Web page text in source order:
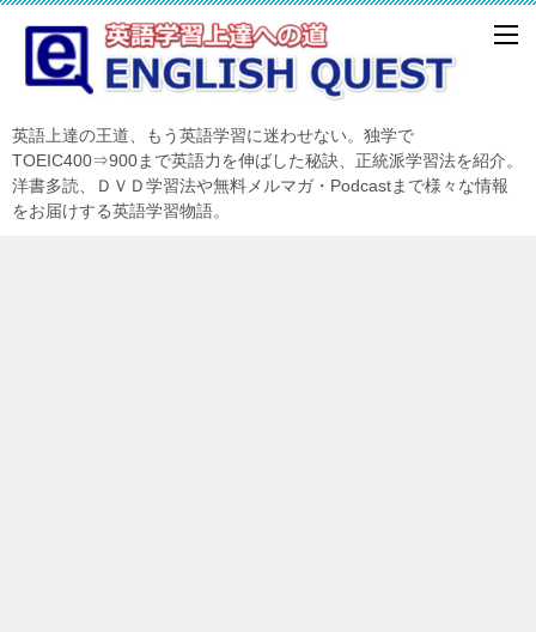
英語上達の王道、もう英語学習に迷わせない。独学で
TOEIC400⇒900まで英語力を伸ばした秘訣、正統派学習法を紹介。
洋書多読、ＤＶＤ学習法や無料メルマガ・Podcastまで様々な情報
をお届けする英語学習物語。